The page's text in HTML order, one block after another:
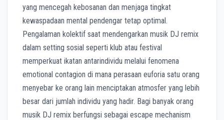
yang mencegah kebosanan dan menjaga tingkat
kewaspadaan mental pendengar tetap optimal.
Pengalaman kolektif saat mendengarkan musik DJ remix
dalam setting sosial seperti klub atau festival
memperkuat ikatan antarindividu melalui fenomena
emotional contagion di mana perasaan euforia satu orang
menyebar ke orang lain menciptakan atmosfer yang lebih
besar dari jumlah individu yang hadir. Bagi banyak orang
musik DJ remix berfungsi sebagai escape mechanism